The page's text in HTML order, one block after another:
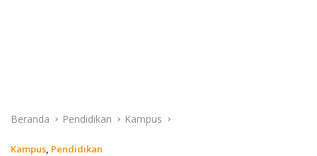
Beranda Pendidikan Kampus
Kampus, Pendidikan